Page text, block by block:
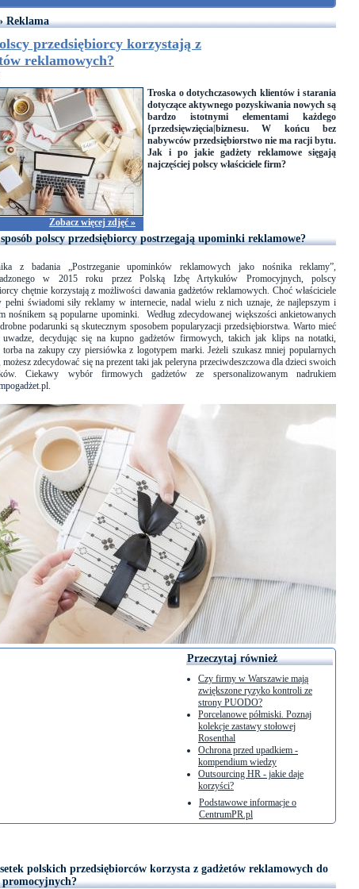
Reklama
przedsiębiorcy korzystają z
reklamowych?
Zobacz więcej zdjęć »
Troska o dotychczasowych klientów i starania
dotyczące aktywnego pozyskiwania nowych są
bardzo istotnymi elementami każdego
{przedsięwzięcia|biznesu. W końcu bez
nabywców przedsiębiorstwo nie ma racji bytu.
Jak i po jakie gadżety reklamowe sięgają
najczęściej polscy właściciele firm?
polscy przedsiębiorcy postrzegają upominki reklamowe?
z badania „Postrzeganie upominków reklamowych jako nośnika reklamy”,
w 2015 roku przez Polską Izbę Artykułów Promocyjnych, polscy
chętnie korzystają z możliwości dawania gadżetów reklamowych. Choć właściciele
świadomi siły reklamy w internecie, nadal wielu z nich uznaje, że najlepszym i
nośnikem są popularne upominki. Według zdecydowanej większości ankietowanych
podarunki są skutecznym sposobem popularyzacji przedsiębiorstwa. Warto mieć
uwadze, decydując się na kupno gadżetów firmowych, takich jak klips na notatki,
torba na zakupy czy piersiówka z logotypem marki. Jeżeli szukasz mniej popularnych
możesz zdecydować się na prezent taki jak peleryna przeciwdeszczowa dla dzieci swoich
Ciekawy wybór firmowych gadżetów ze spersonalizowanym nadrukiem
.
Przeczytaj również
Czy firmy w Warszawie mają
zwiększone ryzyko kontroli ze
strony PUODO?
Porcelanowe półmiski. Poznaj
kolekcje zastawy stołowej
Rosenthal
Ochrona przed upadkiem -
kompendium wiedzy
Outsourcing HR - jakie daje
korzyści?
Podstawowe informacje o
CentrumPR.pl
polskich przedsiębiorców korzysta z gadżetów reklamowych do
promocyjnych?